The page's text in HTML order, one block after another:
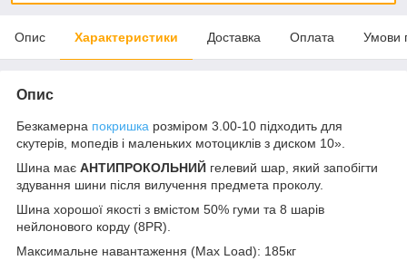
Опис Характеристики Доставка Оплата Умови
Опис
Безкамерна покришка розміром 3.00-10 підходить для
скутерів, мопедів і маленьких мотоциклів з диском 10».
Шина має АНТИПРОКОЛЬНИЙ гелевий шар, який запобігти
здування шини після вилучення предмета проколу.
Шина хорошої якості з вмістом 50% гуми та 8 шарів
нейлонового корду (8PR).
Максимальне навантаження (Max Load): 185кг